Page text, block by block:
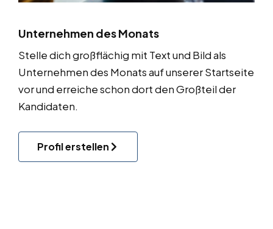
Unternehmen des Monats
Stelle dich großflächig mit Text und Bild als
Unternehmen des Monats auf unserer Startseite
vor und erreiche schon dort den Großteil der
Kandidaten.
Profil erstellen